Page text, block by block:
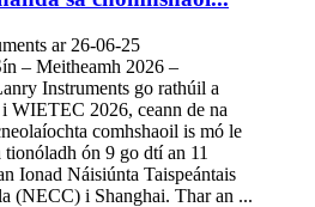
ar 26-06-25
– Meitheamh 2026 –
Instruments go rathúil a
WIETEC 2026, ceann de na
comhshaoil ​​​​is mó le
tionóladh ón 9 go dtí an 11
Ionad Náisiúnta Taispeántais
(NECC) i Shanghai. Thar an ...